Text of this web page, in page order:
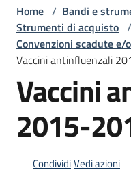
Bandi
strumenti
Home / Bandi e
Strumenti di acquisto /
Convenzioni scadute e/
Vaccini antinfluenzali
Vaccini
2015-
CondividiVedi azioni